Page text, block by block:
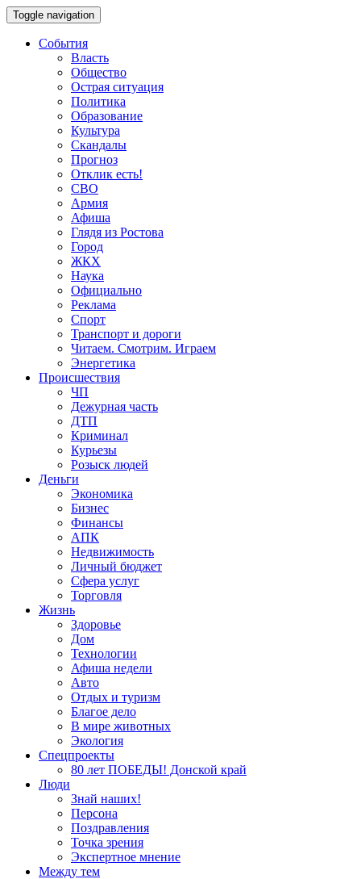
Toggle navigation
События
Власть
Общество
Острая ситуация
Политика
Образование
Культура
Скандалы
Прогноз
Отклик есть!
СВО
Армия
Афиша
Глядя из Ростова
Город
ЖКХ
Наука
Официально
Реклама
Спорт
Транспорт и дороги
Читаем. Смотрим. Играем
Энергетика
Происшествия
ЧП
Дежурная часть
ДТП
Криминал
Курьезы
Розыск людей
Деньги
Экономика
Бизнес
Финансы
АПК
Недвижимость
Личный бюджет
Сфера услуг
Торговля
Жизнь
Здоровье
Дом
Технологии
Афиша недели
Авто
Отдых и туризм
Благое дело
В мире животных
Экология
Спецпроекты
80 лет ПОБЕДЫ! Донской край
Люди
Знай наших!
Персона
Поздравления
Точка зрения
Экспертное мнение
Между тем